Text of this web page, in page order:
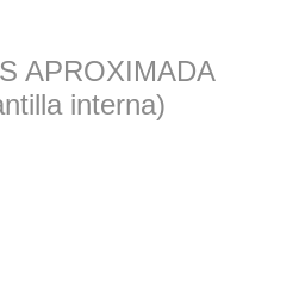
APROXIMADA
interna)